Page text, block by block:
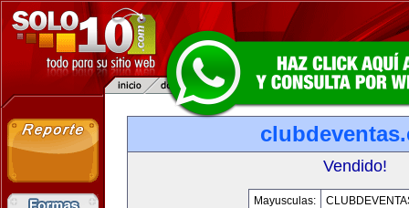
Vendido!
Mayusculas: